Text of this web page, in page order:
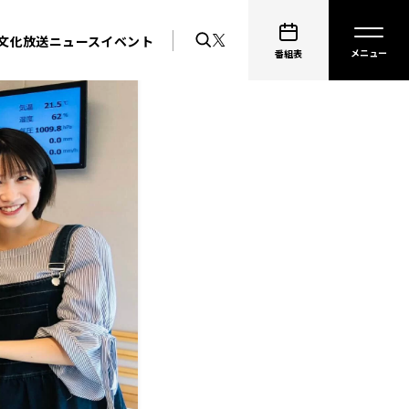
化放送ニュースイベント
番組表